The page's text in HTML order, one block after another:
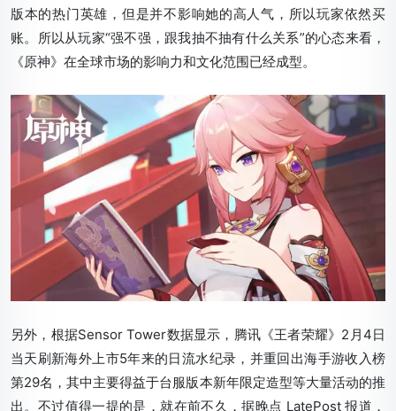
版本的热门英雄，但是并不影响她的高人气，所以玩家依然买
账。所以从玩家“强不强，跟我抽不抽有什么关系”的心态来看，
《原神》在全球市场的影响力和文化范围已经成型。
另外，根据Sensor Tower数据显示，腾讯《王者荣耀》2月4日
当天刷新海外上市5年来的日流水纪录，并重回出海手游收入榜
第29名，其中主要得益于台服版本新年限定造型等大量活动的推
出。不过值得一提的是，就在前不久，据晚点 LatePost 报道，